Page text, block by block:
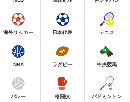
海外サッカー 日本代表 テニス
NBA ラグビー 中央競馬
バレー 格闘技 バドミントン